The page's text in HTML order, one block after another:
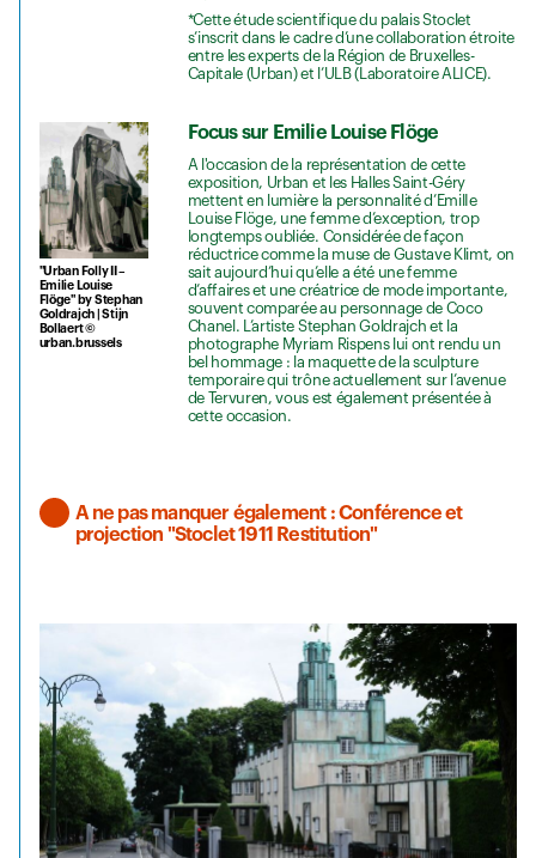
*Cette étude scientifique du palais Stoclet
s’inscrit dans le cadre d’une collaboration étroite
entre les experts de la Région de Bruxelles-
Capitale (Urban) et l’ULB (Laboratoire ALICE).
"Urban Folly II –
Emilie Louise
Flöge" by Stephan
Goldrajch | Stijn
Bollaert ©
urban.brussels
Focus sur Emilie Louise Flöge
A l'occasion de la représentation de cette
exposition, Urban et les Halles Saint-Géry
mettent en lumière la personnalité d’EmilIe
Louise Flöge, une femme d’exception, trop
longtemps oubliée. Considérée de façon
réductrice comme la muse de Gustave Klimt, on
sait aujourd’hui qu’elle a été une femme
d’affaires et une créatrice de mode importante,
souvent comparée au personnage de Coco
Chanel. L’artiste Stephan Goldrajch et la
photographe Myriam Rispens lui ont rendu un
bel hommage : la maquette de la sculpture
temporaire qui trône actuellement sur l’avenue
de Tervuren, vous est également présentée à
cette occasion.
A ne pas manquer également : Conférence et
projection "Stoclet 1911 Restitution"